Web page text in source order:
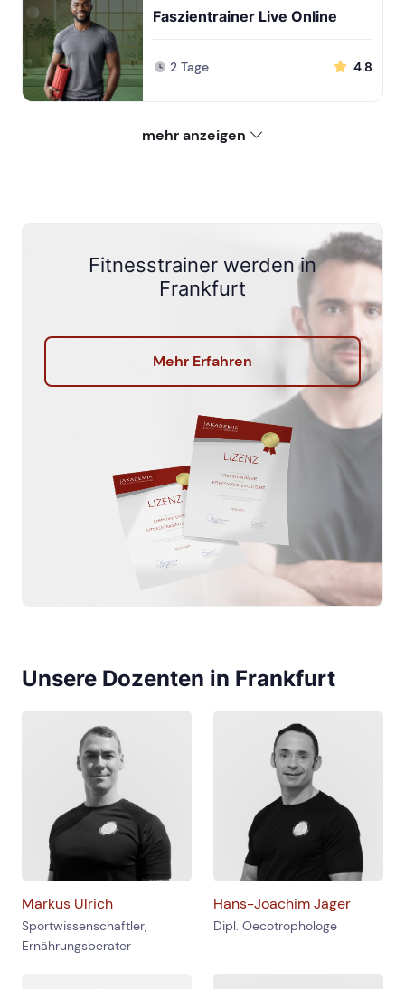
Faszientrainer Live Online
2 Tage 4.8
mehr anzeigen
Fitnesstrainer werden in
Frankfurt
Mehr Erfahren
Unsere Dozenten in Frankfurt
Markus Ulrich
Sportwissenschaftler,
Ernährungsberater
Hans-Joachim Jäger
Dipl. Oecotrophologe